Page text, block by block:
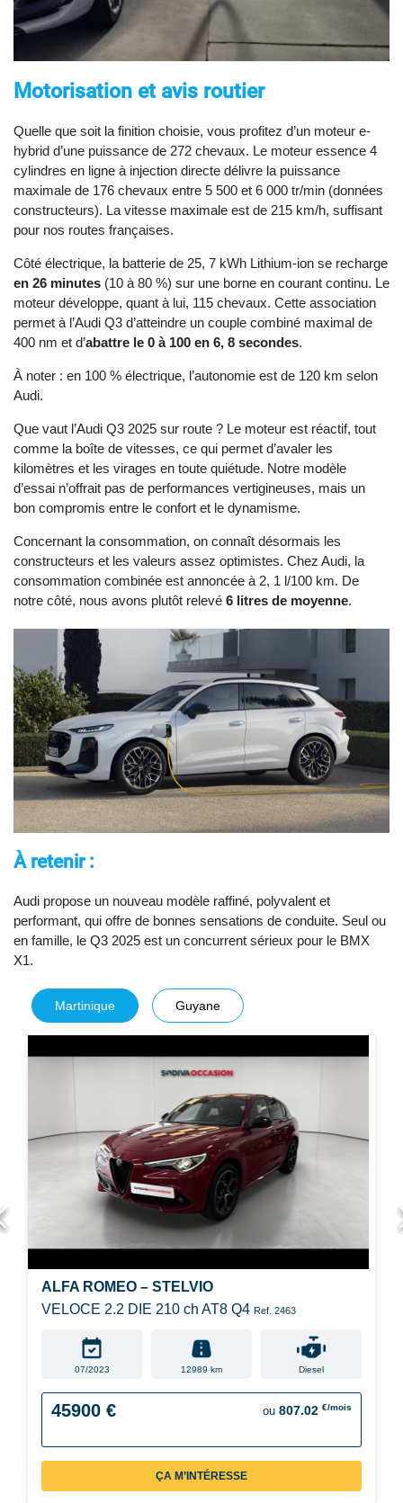
Motorisation et avis routier
Quelle que soit la finition choisie, vous profitez d’un moteur e-
hybrid d’une puissance de 272 chevaux. Le moteur essence 4
cylindres en ligne à injection directe délivre la puissance
maximale de 176 chevaux entre 5 500 et 6 000 tr/min (données
constructeurs). La vitesse maximale est de 215 km/h, suffisant
pour nos routes françaises.
Côté électrique, la batterie de 25, 7 kWh Lithium-ion se recharge
en 26 minutes (10 à 80 %) sur une borne en courant continu. Le
moteur développe, quant à lui, 115 chevaux. Cette association
permet à l’Audi Q3 d’atteindre un couple combiné maximal de
400 nm et d’abattre le 0 à 100 en 6, 8 secondes.
À noter : en 100 % électrique, l’autonomie est de 120 km selon
Audi.
Que vaut l’Audi Q3 2025 sur route ? Le moteur est réactif, tout
comme la boîte de vitesses, ce qui permet d’avaler les
kilomètres et les virages en toute quiétude. Notre modèle
d’essai n’offrait pas de performances vertigineuses, mais un
bon compromis entre le confort et le dynamisme.
Concernant la consommation, on connaît désormais les
constructeurs et les valeurs assez optimistes. Chez Audi, la
consommation combinée est annoncée à 2, 1 l/100 km. De
notre côté, nous avons plutôt relevé 6 litres de moyenne.
À retenir :
Audi propose un nouveau modèle raffiné, polyvalent et
performant, qui offre de bonnes sensations de conduite. Seul ou
en famille, le Q3 2025 est un concurrent sérieux pour le BMX
X1.
Martinique Guyane
ALFA ROMEO – STELVIO
VELOCE 2.2 DIE 210 ch AT8 Q4 Ref. 2463
07/2023 12989 km Diesel
45900 € ou 807.02 €/mois
ÇA M’INTÉRESSE